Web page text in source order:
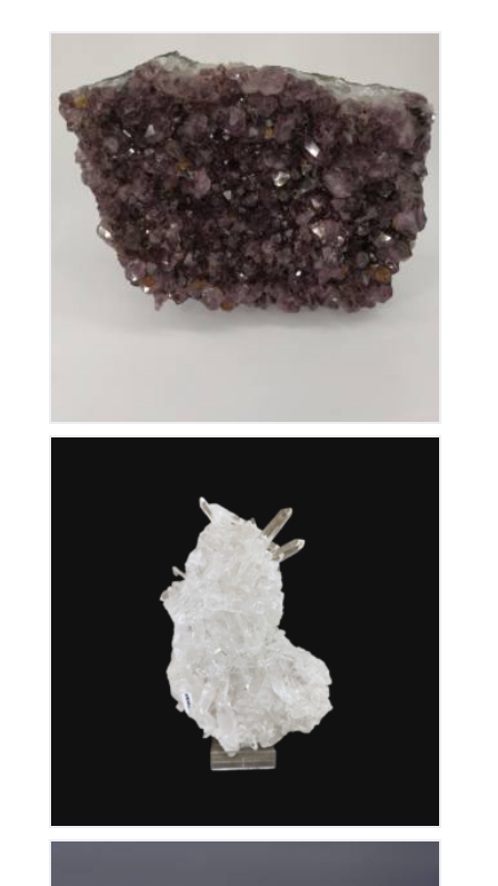
Améthyste du Brésil
110€
Cristal de Roche
350 €